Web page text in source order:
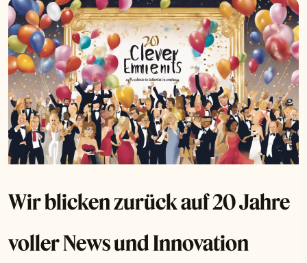
Wir blicken zurück auf 20 Jahre
voller News und Innovation